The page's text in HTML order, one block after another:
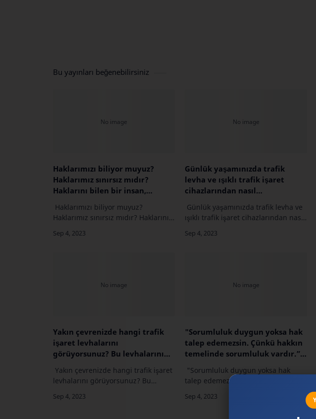
Bu yayınları beğenebilirsiniz
Haklarımızı biliyor muyuz?
Haklarımız sınırsız mıdır?
Haklarını bilen bir insan,
dikkat eder? Söyleyiniz.
Haklarımızı biliyor muyuz?
Haklarımız sınırsız mıdır? Haklarını
nelere dikkat eder?
Günlük yaşamınızda trafik
levha ve ışıklı trafik işaret
cihazlarından nasıl
Günlük yaşamınızda trafik levha ve
ışıklı trafik işaret cihazlarından nasıl
günlük yaşamlarında bu tür trafik
Yakın çevrenizde hangi trafik
işaret levhalarını
görüyorsunuz? Bu levhalarının
Yakın çevrenizde hangi trafik işaret
levhalarını görüyorsunuz? Bu
araştırınız.size yaygın olarak
"Sorumluluk duygun yoksa hak
talep edemezsin. Çünkü hakkın
temelinde sorumluluk vardır.”
anlıyorsunuz?
"Sorumluluk duygun yoksa hak
talep edemezsin. Çünkü hakkın
Ortaylı’nın bu sözünden ne